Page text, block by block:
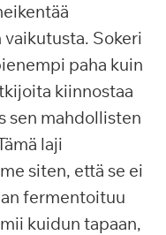
Sokeri
paha kuin
kiinnostaa
sen mahdollisten
laji
siten, että se ei
fermentoituu
kuidun tapaan,